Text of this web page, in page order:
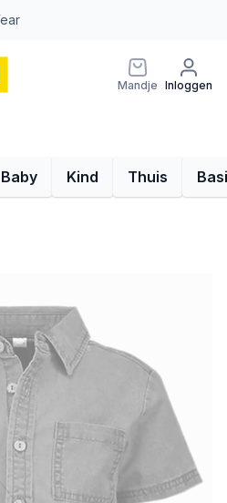
Mandje Inloggen
Baby Kind Thuis